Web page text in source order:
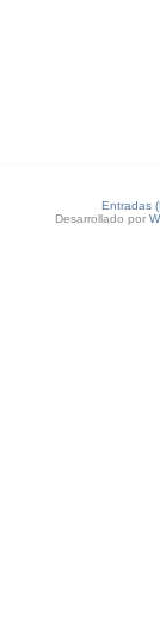
Entradas
Desarrollado por